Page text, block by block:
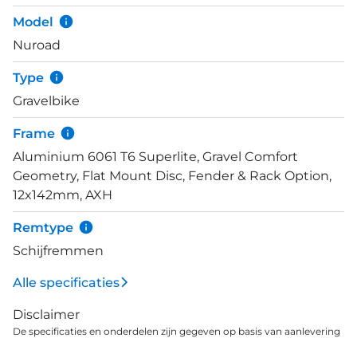
Model
Nuroad
Type
Gravelbike
Frame
Aluminium 6061 T6 Superlite, Gravel Comfort
Geometry, Flat Mount Disc, Fender & Rack Option,
12x142mm, AXH
Remtype
Schijfremmen
Alle specificaties
Disclaimer
De specificaties en onderdelen zijn gegeven op basis van aanlevering